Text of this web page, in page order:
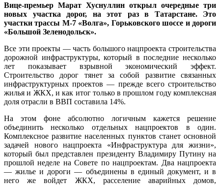
Вице-премьер Марат Хуснуллин открыл очередные три
новых участка дорог, на этот раз в Татарстане. Это
участки трассы М-7 «Волга», Горьковского шоссе и дороги
«Большой Зеленодольск».
Все эти проекты — часть большого нацпроекта строительства
дорожной инфраструктуры, который в последние несколько
лет показывает взрывной экономический эффект.
Строительство дорог тянет за собой развитие связанных
инфраструктурных проектов — прежде всего строительство
жилья и ЖКХ, и как итог только в прошлом году комплексная
доля отрасли в ВВП составила 14%.
На этом фоне абсолютно логичным кажется решение
объединить несколько отдельных нацпроектов в один.
Комплексное развитие населенных пунктов станет основной
задачей нового нацпроекта «Инфраструктура для жизни»,
который был представлен президенту Владимиру Путину на
прошлой неделе на Совете по нацпроектам. Два нацпроекта
— жилье и дороги — объединены в единый документ, и в
него же войдет ЖКХ, расселение аварийных домов,